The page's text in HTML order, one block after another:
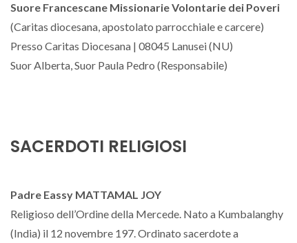
Suore Francescane Missionarie Volontarie dei Poveri
(Caritas diocesana, apostolato parrocchiale e carcere)
Presso Caritas Diocesana | 08045 Lanusei (NU)
Suor Alberta, Suor Paula Pedro (Responsabile)
SACERDOTI RELIGIOSI
Padre Eassy MATTAMAL JOY
Religioso dell’Ordine della Mercede. Nato a Kumbalanghy
(India) il 12 novembre 197. Ordinato sacerdote a